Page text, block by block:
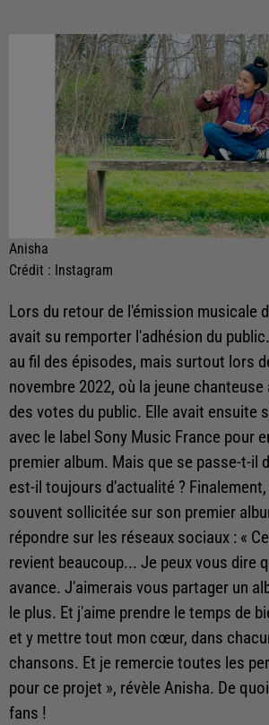
Anisha
Crédit : Instagram
Lors du retour de l'émission musicale
avait su remporter l'adhésion du
au fil des épisodes, mais surtout lors
novembre 2022, où la jeune
des votes du public. Elle avait ensuite
avec le label Sony Music France pour
premier album. Mais que se passe-t-il
est-il toujours d'actualité ?
souvent sollicitée sur son premier
répondre sur les réseaux sociaux : «
revient beaucoup... Je peux vous dire
avance. J'aimerais vous partager un
le plus. Et j'aime prendre le temps de
et y mettre tout mon cœur, dans
chansons. Et je remercie toutes les
pour ce projet », révèle Anisha. De
fans !